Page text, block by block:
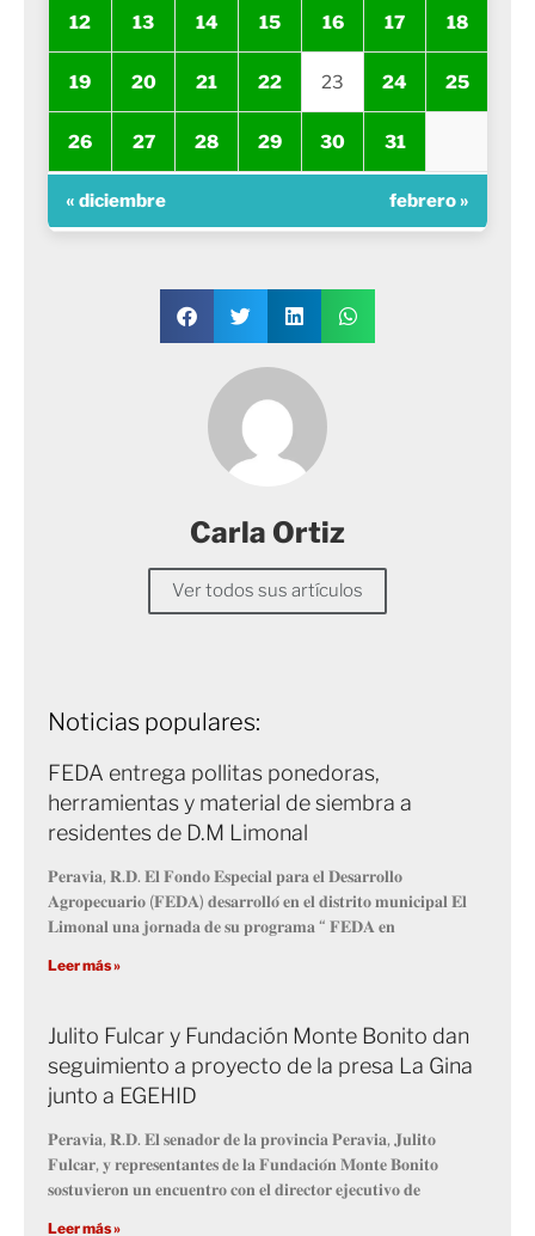
12 13 14 15 16 17 18
19 20 21 22 23 24 25
26 27 28 29 30 31
« diciembre febrero »
Carla Ortiz
Ver todos sus artículos
Noticias populares:
FEDA entrega pollitas ponedoras,
herramientas y material de siembra a
residentes de D.M Limonal
𝐏𝐞𝐫𝐚𝐯𝐢𝐚, 𝐑.𝐃. 𝐄𝐥 𝐅𝐨𝐧𝐝𝐨 𝐄𝐬𝐩𝐞𝐜𝐢𝐚𝐥 𝐩𝐚𝐫𝐚 𝐞𝐥 𝐃𝐞𝐬𝐚𝐫𝐫𝐨𝐥𝐥𝐨
𝐀𝐠𝐫𝐨𝐩𝐞𝐜𝐮𝐚𝐫𝐢𝐨 (𝐅𝐄𝐃𝐀) 𝐝𝐞𝐬𝐚𝐫𝐫𝐨𝐥𝐥𝐨́ 𝐞𝐧 𝐞𝐥 𝐝𝐢𝐬𝐭𝐫𝐢𝐭𝐨 𝐦𝐮𝐧𝐢𝐜𝐢𝐩𝐚𝐥 𝐄𝐥
𝐋𝐢𝐦𝐨𝐧𝐚𝐥 𝐮𝐧𝐚 𝐣𝐨𝐫𝐧𝐚𝐝𝐚 𝐝𝐞 𝐬𝐮 𝐩𝐫𝐨𝐠𝐫𝐚𝐦𝐚 “ 𝐅𝐄𝐃𝐀 𝐞𝐧
Leer más »
Julito Fulcar y Fundación Monte Bonito dan
seguimiento a proyecto de la presa La Gina
junto a EGEHID
𝐏𝐞𝐫𝐚𝐯𝐢𝐚, 𝐑.𝐃. 𝐄𝐥 𝐬𝐞𝐧𝐚𝐝𝐨𝐫 𝐝𝐞 𝐥𝐚 𝐩𝐫𝐨𝐯𝐢𝐧𝐜𝐢𝐚 𝐏𝐞𝐫𝐚𝐯𝐢𝐚, 𝐉𝐮𝐥𝐢𝐭𝐨
𝐅𝐮𝐥𝐜𝐚𝐫, 𝐲 𝐫𝐞𝐩𝐫𝐞𝐬𝐞𝐧𝐭𝐚𝐧𝐭𝐞𝐬 𝐝𝐞 𝐥𝐚 𝐅𝐮𝐧𝐝𝐚𝐜𝐢𝐨́𝐧 𝐌𝐨𝐧𝐭𝐞 𝐁𝐨𝐧𝐢𝐭𝐨
𝐬𝐨𝐬𝐭𝐮𝐯𝐢𝐞𝐫𝐨𝐧 𝐮𝐧 𝐞𝐧𝐜𝐮𝐞𝐧𝐭𝐫𝐨 𝐜𝐨𝐧 𝐞𝐥 𝐝𝐢𝐫𝐞𝐜𝐭𝐨𝐫 𝐞𝐣𝐞𝐜𝐮𝐭𝐢𝐯𝐨 𝐝𝐞
Leer más »